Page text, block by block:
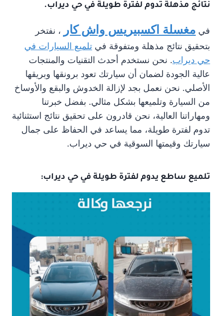
نتائج مذهلة تدوم لفترة طويلة في حي ديراب.
في مغسلة اكسبيريس واش كار
، نفتخر
بتحقيق نتائج مذهلة ومتفوقة في تلميع السيارات في
حي ديراب. نحن نستخدم أحدث التقنيات والمنتجات
عالية الجودة لضمان أن سيارتك تعود برونقها وبريقها
الأصلي. نحن نعمل بجد لإزالة الخدوش والبقع والأوساخ
من السيارة وتلميعها بشكل مثالي. بفضل خبرتنا
ومهاراتنا العالية، نحن قادرون على تحقيق نتائج استثنائية
تدوم لفترة طويلة، مما يساعد في الحفاظ على جمال
سيارتك وقيمتها السوقية في حي ديراب.
تلميع ساطع يدوم لفترة طويلة في حي ديراب: